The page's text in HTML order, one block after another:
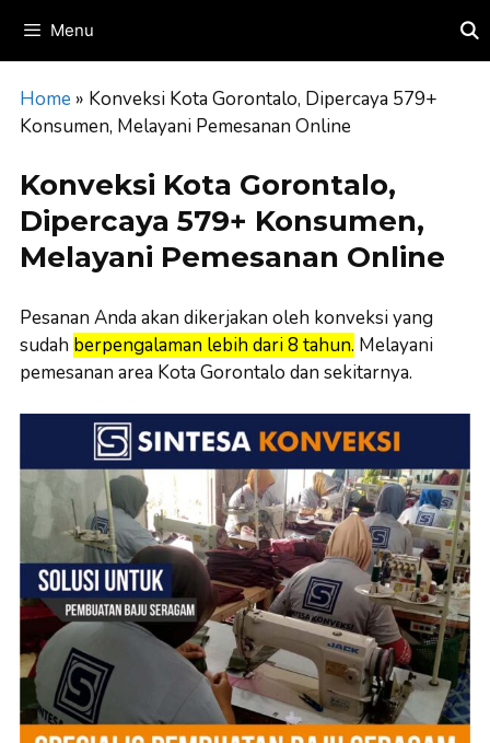
content
Menu
Home » Konveksi Kota Gorontalo, Dipercaya 579+
Konsumen, Melayani Pemesanan Online
Konveksi Kota Gorontalo,
Dipercaya 579+ Konsumen,
Melayani Pemesanan Online
Pesanan Anda akan dikerjakan oleh konveksi yang
sudah berpengalaman lebih dari 8 tahun. Melayani
pemesanan area Kota Gorontalo dan sekitarnya.